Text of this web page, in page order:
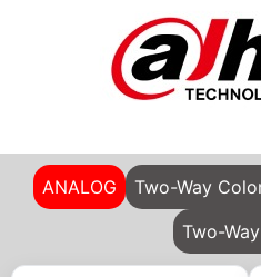
ANALOG Two-Way
Two-